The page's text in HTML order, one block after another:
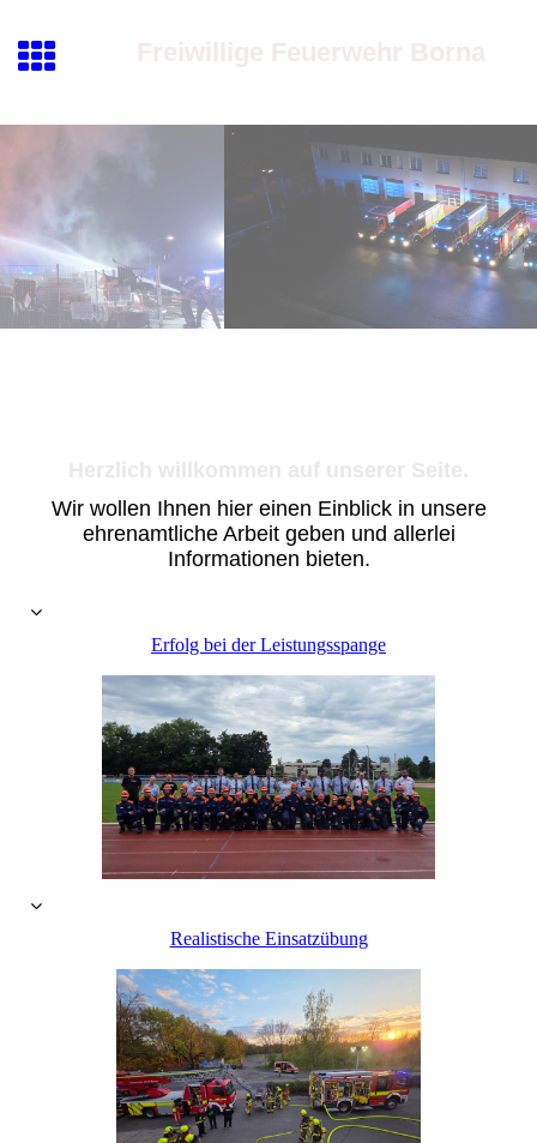
Wir wollen Ihnen hier einen Einblick in unsere
ehrenamtliche Arbeit geben und allerlei
Informationen bieten.
Erfolg bei der Leistungsspange
Realistische Einsatzübung